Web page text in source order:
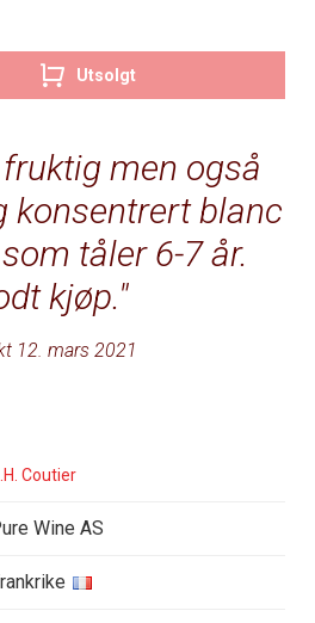
men også
konsentrert blanc
tåler 6-7 år.
kjøp.
12. mars 2021
Coutier
Wine AS
Utsolgt